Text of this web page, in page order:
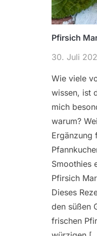
Pfirsich
30. Juli
Wie viele
wissen, ist
mich
warum?
Ergänzung
Smoothies
Pfirsich
Dieses
den süßen
frischen